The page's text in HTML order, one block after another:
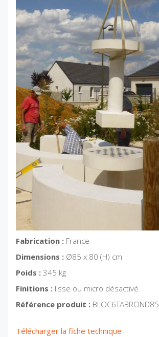
Fabrication : France
Dimensions : Ø85 x 80 (H) cm
Poids : 345 kg
Finitions : lisse ou micro désactivé
Référence produit : BLOC6TABROND85
Télécharger la fiche technique